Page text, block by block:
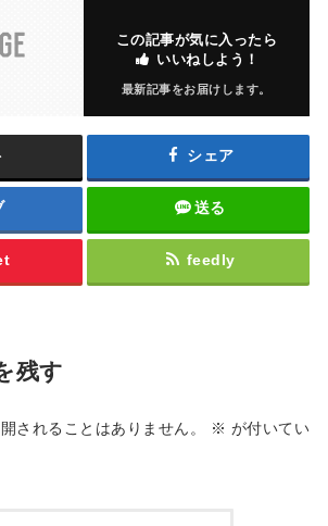
この記事が気に入ったら
いいねしよう！
最新記事をお届けします。
シェア
送る
feedly
残す
されることはありません。 ※ が付いてい